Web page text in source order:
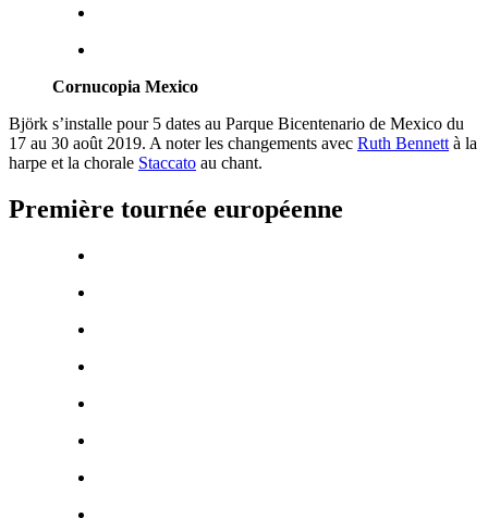
Cornucopia Mexico
Björk s’installe pour 5 dates au Parque Bicentenario de Mexico du
17 au 30 août 2019. A noter les changements avec Ruth Bennett à la
harpe et la chorale Staccato au chant.
Première tournée européenne